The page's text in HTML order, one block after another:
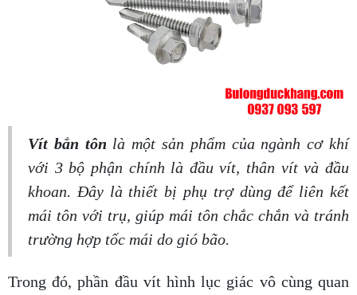
Vít bắn tôn là một sản phẩm của ngành cơ khí
với 3 bộ phận chính là đầu vít, thân vít và đầu
khoan. Đây là thiết bị phụ trợ dùng để liên kết
mái tôn với trụ, giúp mái tôn chắc chắn và tránh
trường hợp tốc mái do gió bão.
Trong đó, phần đầu vít hình lục giác vô cùng quan